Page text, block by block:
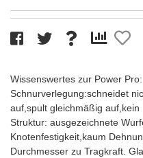
Wissenswertes zur Power
Schnurverlegung:schneidet
auf,spult gleichmäßig
Struktur: ausgezeichnete
Knotenfestigkeit,kaum
Durchmesser zu Tragkraft.